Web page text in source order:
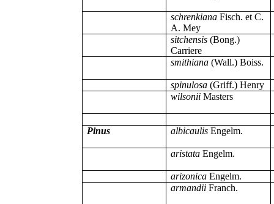
schrenkianaFisch. et C.
A. Mey
sitchensis(Bong.)
Carriere
smithiana(Wall.) Boiss.
spinulosa(Griff.) Henry
wilsoniiMasters
Pinus albicaulis Engelm.
aristataEngelm.
arizonicaEngelm.
armandii Franch.